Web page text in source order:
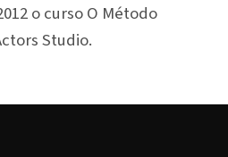
o curso O Método
Studio.